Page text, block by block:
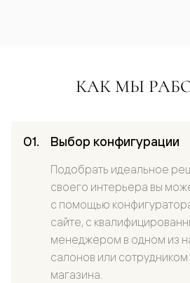
КАК МЫ
Выбор конфигурации
Подобрать идеальное
своего интерьера вы
с помощью
сайте, с
менеджером в одном из
салонов или
магазина.